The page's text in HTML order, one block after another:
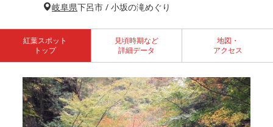
岐阜県下呂市 / 小坂の滝めぐり
紅葉スポット
トップ
見頃時期など
詳細データ
地図・
アクセス